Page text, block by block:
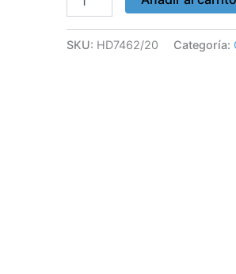
SKU: HD7462/20 Categoría: